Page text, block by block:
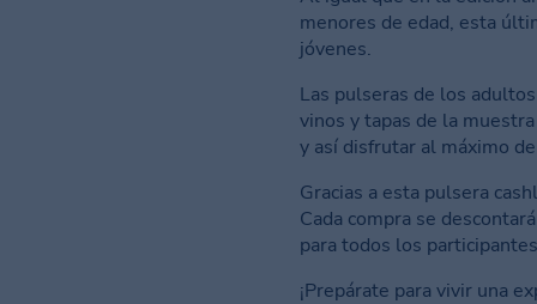
menores de edad, esta
jóvenes.
Las pulseras de los
vinos y tapas de la
y así disfrutar al máximo
Gracias a esta pulsera
Cada compra se
para todos los
¡Prepárate para vivir una